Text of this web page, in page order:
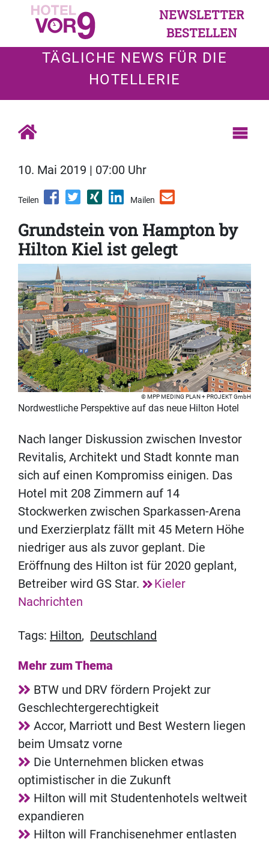
NEWSLETTER
BESTELLEN
TÄGLICHE NEWS FÜR DIE
HOTELLERIE
10. Mai 2019 | 07:00 Uhr
Teilen Mailen
Grundstein von Hampton by
Hilton Kiel ist gelegt
MPP MEDING PLAN + PROJEKT GmbH
Nordwestliche Perspektive auf das neue Hilton Hotel
Nach langer Diskussion zwischen Investor
Revitalis, Architekt und Stadt konnte man
sich auf einen Kompromiss einigen. Das
Hotel mit 208 Zimmern auf 14
Stockwerken zwischen Sparkassen-Arena
und Exerzierplatz fällt mit 45 Metern Höhe
niedriger aus als zuvor geplant. Die
Eröffnung des Hilton ist für 2020 geplant,
Betreiber wird GS Star.
Kieler
Nachrichten
Tags: Hilton, Deutschland
Mehr zum Thema
BTW und DRV fördern Projekt zur
Geschlechtergerechtigkeit
Accor, Marriott und Best Western liegen
beim Umsatz vorne
Die Unternehmen blicken etwas
optimistischer in die Zukunft
Hilton will mit Studentenhotels weltweit
expandieren
Hilton will Franchisenehmer entlasten